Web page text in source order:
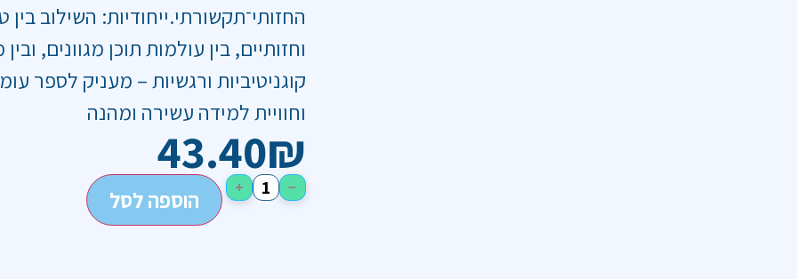
החזותי־תקשורתי.ייחודיות: השילוב
וחזותיים, בין עולמות תוכן מגוונים,
קוגניטיביות ורגשיות – מעניק לספר
וחוויית למידה עשירה ומהנה
43.40₪
−
+ הוספה לסל